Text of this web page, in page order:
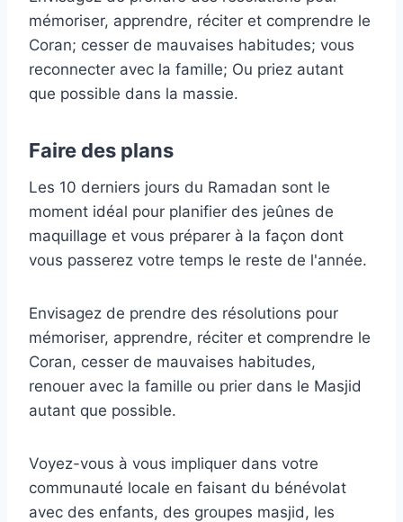
mémoriser, apprendre, réciter et comprendre le
Coran; cesser de mauvaises habitudes; vous
reconnecter avec la famille; Ou priez autant
que possible dans la massie.
Faire des plans
Les 10 derniers jours du Ramadan sont le
moment idéal pour planifier des jeûnes de
maquillage et vous préparer à la façon dont
vous passerez votre temps le reste de l'année.
Envisagez de prendre des résolutions pour
mémoriser, apprendre, réciter et comprendre le
Coran, cesser de mauvaises habitudes,
renouer avec la famille ou prier dans le Masjid
autant que possible.
Voyez-vous à vous impliquer dans votre
communauté locale en faisant du bénévolat
avec des enfants, des groupes masjid, les